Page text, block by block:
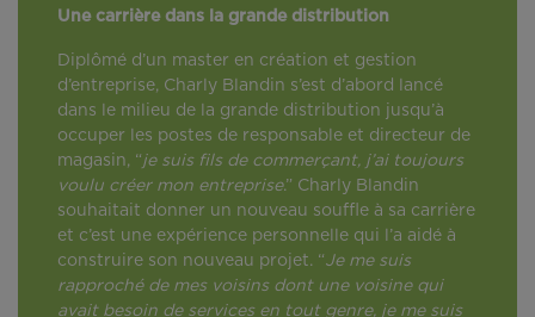
Une carrière dans la grande distribution
Diplômé d’un master en création et gestion
d’entreprise, Charly Blandin s’est d’abord lancé
dans le milieu de la grande distribution jusqu’à
occuper les postes de responsable et directeur de
magasin, “je suis fils de commerçant, j’ai toujours
voulu créer mon entreprise.” Charly Blandin
souhaitait donner un nouveau souffle à sa carrière
et c’est une expérience personnelle qui l’a aidé à
construire son nouveau projet. “Je me suis
rapproché de mes voisins dont une voisine qui
avait besoin de services en tout genre, je me suis